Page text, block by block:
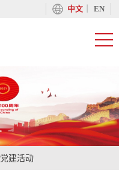
中文丨 EN
党建活动